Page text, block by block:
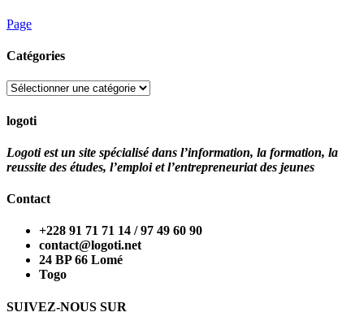
Page
Catégories
Catégories
logoti
Logoti est un site spécialisé dans l’information, la formation, la
reussite des études, l’emploi et l’entrepreneuriat des jeunes
Contact
+228 91 71 71 14 / 97 49 60 90
contact@logoti.net
24 BP 66 Lomé
Togo
SUIVEZ-NOUS SUR